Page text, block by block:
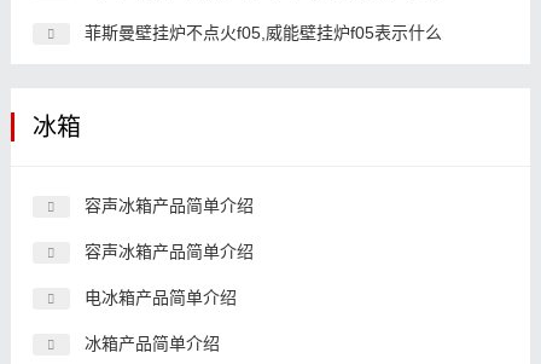
菲斯曼壁挂炉不点火f05,威能壁挂炉f05表示什么
冰箱
容声冰箱产品简单介绍
容声冰箱产品简单介绍
电冰箱产品简单介绍
冰箱产品简单介绍